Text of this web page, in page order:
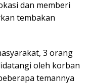
dan memberi
tembakan
3 orang
oleh korban
temannya